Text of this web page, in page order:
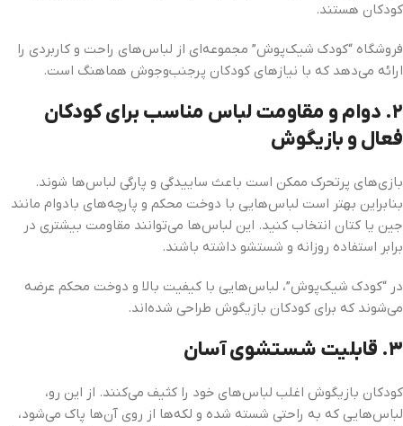
کودکان هستند.
فروشگاه “کودک شیک‌پوش” مجموعه‌ای از لباس‌های راحت و کاربردی را
ارائه می‌دهد که با نیازهای کودکان پرجنب‌وجوش هماهنگ است.
۲. دوام و مقاومت لباس مناسب برای کودکان
فعال و بازیگوش
بازی‌های پرتحرک ممکن است باعث ساییدگی و پارگی لباس‌ها شوند.
بنابراین بهتر است لباس‌هایی با دوخت محکم و پارچه‌های بادوام مانند
جین یا کتان انتخاب کنید. این لباس‌ها می‌توانند مقاومت بیشتری در
برابر استفاده روزانه و شستشو داشته باشند.
در “کودک شیک‌پوش”، لباس‌هایی با کیفیت بالا و دوخت محکم عرضه
می‌شوند که برای کودکان بازیگوش طراحی شده‌اند.
۳. قابلیت شستشوی آسان
کودکان بازیگوش اغلب لباس‌های خود را کثیف می‌کنند. از این رو،
لباس‌هایی که به راحتی شسته شده و لکه‌ها از روی آن‌ها پاک می‌شود،